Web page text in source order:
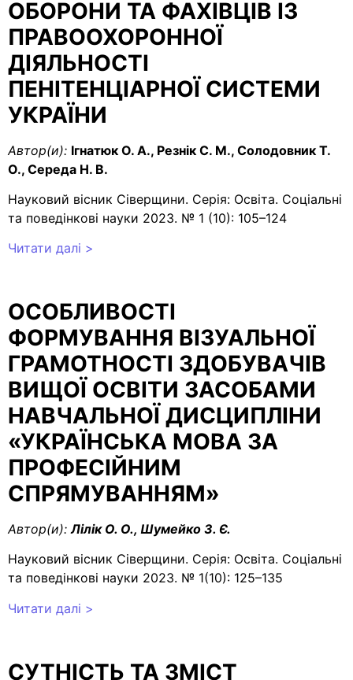
ОБОРОНИ ТА ФАХІВЦІВ ІЗ
ПРАВООХОРОННОЇ
ДІЯЛЬНОСТІ
ПЕНІТЕНЦІАРНОЇ СИСТЕМИ
УКРАЇНИ
Автор(и): Ігнатюк О. А., Резнік С. М., Солодовник Т.
О., Середа Н. В.
Науковий вісник Сіверщини. Серія: Освіта. Соціальні
та поведінкові науки 2023. № 1 (10): 105–124
Читати далі >
ОСОБЛИВОСТІ
ФОРМУВАННЯ ВІЗУАЛЬНОЇ
ГРАМОТНОСТІ ЗДОБУВАЧІВ
ВИЩОЇ ОСВІТИ ЗАСОБАМИ
НАВЧАЛЬНОЇ ДИСЦИПЛІНИ
«УКРАЇНСЬКА МОВА ЗА
ПРОФЕСІЙНИМ
СПРЯМУВАННЯМ»
Автор(и): Лілік О. О., Шумейко З. Є.
Науковий вісник Сіверщини. Серія: Освіта. Соціальні
та поведінкові науки 2023. № 1(10): 125–135
Читати далі >
СУТНІСТЬ ТА ЗМІСТ